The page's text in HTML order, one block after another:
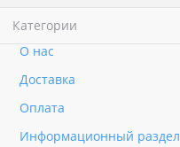
Категории
О нас
Доставка
Оплата
Информационный раздел